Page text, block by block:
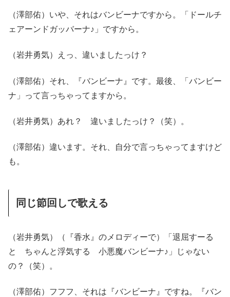
（澤部佑）いや、それはバンビーナですから。「ドールチ
ェアーンドガッバーナ♪」ですから。
（岩井勇気）えっ、違いましたっけ？
（澤部佑）それ、『バンビーナ』です。最後、「バンビー
ナ」って言っちゃってますから。
（岩井勇気）あれ？ 違いましたっけ？（笑）。
（澤部佑）違います。それ、自分で言っちゃってますけど
も。
同じ節回しで歌える
（岩井勇気）（『香水』のメロディーで）「退屈すーる
と ちゃんと浮気する 小悪魔バンビーナ♪」じゃない
の？（笑）。
（澤部佑）フフフ、それは『バンビーナ』ですね。『バン